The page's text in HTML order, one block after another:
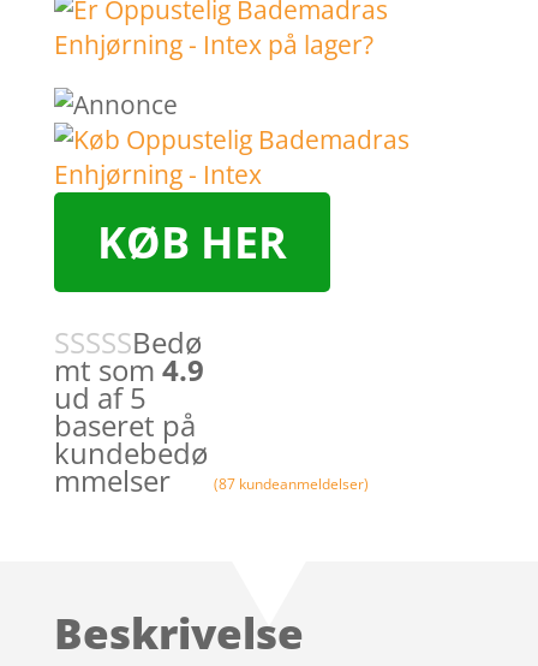
KØB HER
Bedø
mt som 4.9
ud af 5
baseret på
kundebedø
mmelser (87 kundeanmeldelser)
Beskrivelse